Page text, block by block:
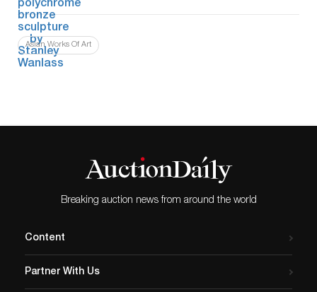
Asian Works Of Art
Breaking auction news from around the world
Content
Partner With Us